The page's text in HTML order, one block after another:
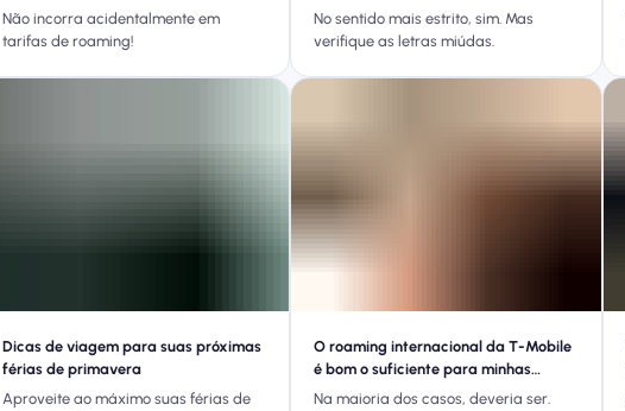
verificação simples!
Não incorra acidentalmente em
tarifas de roaming!
No sentido mais estrito, sim. Mas
verifique as letras miúdas.
Dicas de viagem para suas próximas
férias de primavera
Aproveite ao máximo suas férias de
O roaming internacional da T-Mobile
é bom o suficiente para minhas
viagens?
Na maioria dos casos, deveria ser.